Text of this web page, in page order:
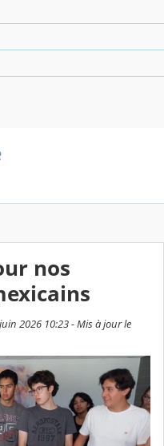
nos
2026 10:23 - Mis à jour le